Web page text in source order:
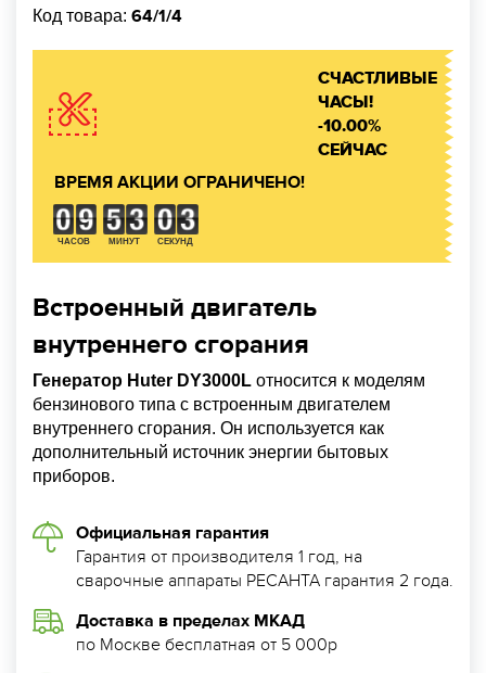
Код товара: 64/1/4
СЧАСТЛИВЫЕ
ЧАСЫ!
-10.00%
СЕЙЧАС
ВРЕМЯ АКЦИИ ОГРАНИЧЕНО!
ЧАСОВ МИНУТ СЕКУНД
Встроенный двигатель
внутреннего сгорания
Генератор Huter DY3000L относится к моделям
бензинового типа с встроенным двигателем
внутреннего сгорания. Он используется как
дополнительный источник энергии бытовых
приборов.
Официальная гарантия
Гарантия от производителя 1 год, на
сварочные аппараты РЕСАНТА гарантия 2 года.
Доставка в пределах МКАД
по Москве бесплатная от 5 000р